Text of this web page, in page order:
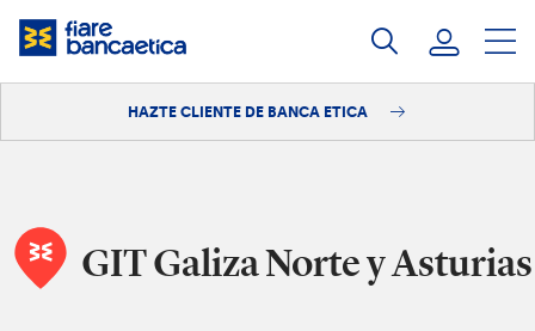
Saltar
HAZTE CLIENTE DE BANCA ETICA
GIT Galiza Norte y Asturias